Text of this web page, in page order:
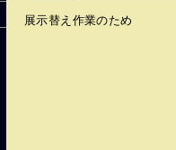
展示替え作業のため